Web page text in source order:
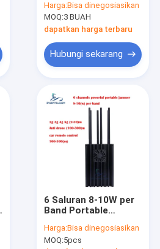
5.8G 5.2G FPV untuk
Mobil
Harga:Bisa dinegosiasikan
MOQ:3 BUAH
dapatkan harga terbaru
Hubungi sekarang
6 Saluran 8-10W per
Band Portable
Jamming Radius 50m
untuk memblokir
Harga:Bisa dinegosiasikan
MOQ:5pcs